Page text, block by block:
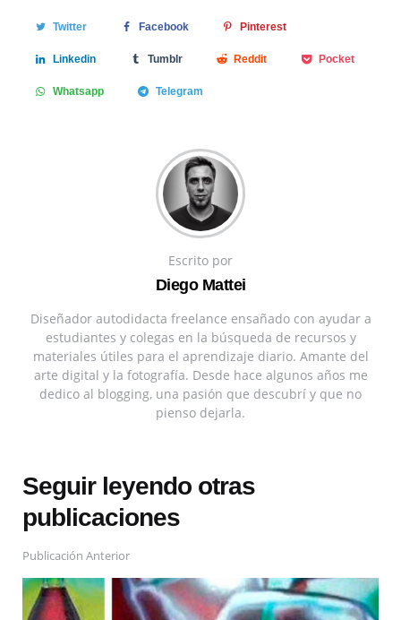
Twitter Facebook Pinterest
Linkedin Tumblr Reddit Pocket
Whatsapp Telegram
Escrito por
Diego Mattei
Diseñador autodidacta freelance ensañado con ayudar a
estudiantes y colegas en la búsqueda de recursos y
materiales útiles para el aprendizaje diario. Amante del
arte digital y la fotografía. Desde hace algunos años me
dedico al blogging, una pasión que descubrí y que no
pienso dejarla.
Seguir leyendo otras
publicaciones
Publicación Anterior